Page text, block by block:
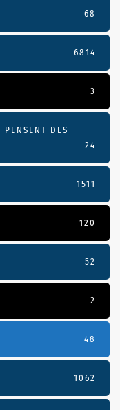
68
6814
3
PENSENT DES
24
1511
120
52
2
48
1062